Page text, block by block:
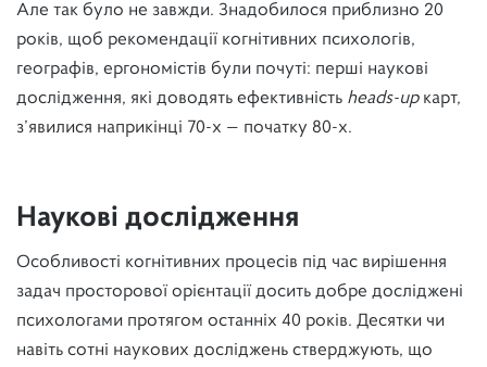
Але так було не завжди. Знадобилося приблизно 20
років, щоб рекомендації когнітивних психологів,
географів, ергономістів були почуті: перші наукові
дослідження, які доводять ефективність heads-upкарт,
з’явилися наприкінці 70-х — початку 80-х.
Наукові дослідження
Особливості когнітивних процесів під час вирішення
задач просторової орієнтації досить добре досліджені
психологами протягом останніх 40 років. Десятки чи
навіть сотні наукових досліджень стверджують, що